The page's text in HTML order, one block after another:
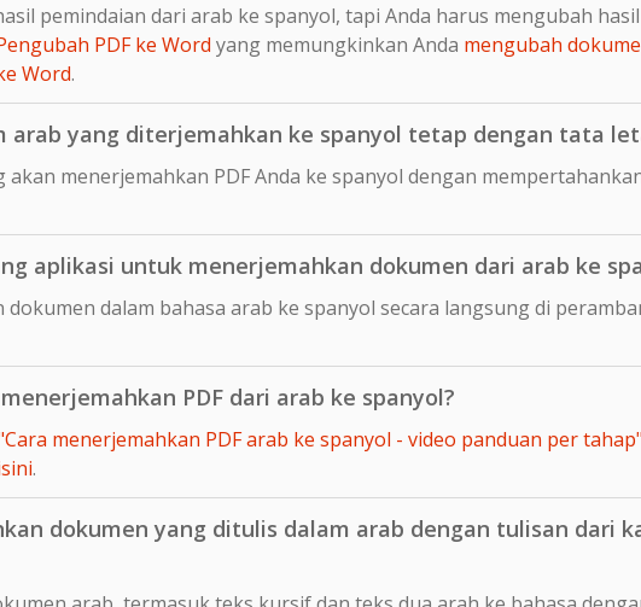
pemindaian dari arab ke spanyol, tapi Anda harus mengubah
PDF ke Word yang memungkinkan Anda mengubah
Word.
arab yang diterjemahkan ke spanyol tetap dengan tata
akan menerjemahkan PDF Anda ke spanyol dengan
aplikasi untuk menerjemahkan dokumen dari arab ke
dalam bahasa arab ke spanyol secara langsung di
PDF dari arab ke spanyol?
menerjemahkan PDF arab ke spanyol - video panduan per tahap"
.
dokumen yang ditulis dalam arab dengan tulisan dari